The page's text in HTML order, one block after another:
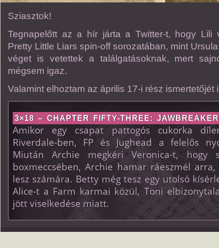
Sziasztok!
Tegnapelőtt az a hír járta a Twitter-t, hogy Lili
Pretty Little Liars spin-off sorozatában, mint
véget is vetettek a találgatásoknak, mert
mégsem igaz.
Valamint elhoztam az április 17-i rész ismertetőjét
3×18 – CHAPTER FIFTY-THREE:
Amikor egy csapat pattogós cukorka
Riverdale-ben, FP és Jughead a felelős
Miután Archie megkéri Veronica-t, hogy
boxmeccsében, Archie hamar ráeszmél
lesz számára. Betty még tesz egy utolsó
Alice-t a Farm karmai közül, Toni
jött viselkedése miatt.